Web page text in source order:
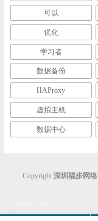
可以
优化
学习者
数据备份
HAProxy
虚拟主机
数据中心
Copyright 深圳福步网络